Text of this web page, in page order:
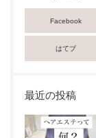
Facebook
はてブ
最近の投稿